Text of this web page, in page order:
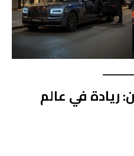
ريادة في عالم